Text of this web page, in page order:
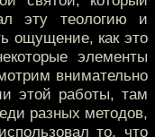
эту теологию и
ощущение, как это
элементы
внимательно
этой работы, там
разных методов,
то, что